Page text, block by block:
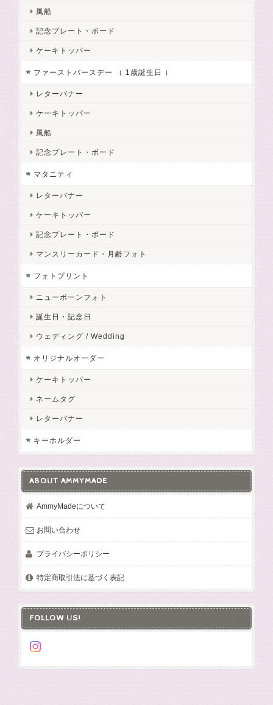
風船
記念プレート・ボード
ケーキトッパー
ファーストバースデー （ 1歳誕生日 ）
レターバナー
ケーキトッパー
風船
記念プレート・ボード
マタニティ
レターバナー
ケーキトッパー
記念プレート・ボード
マンスリーカード・月齢フォト
フォトプリント
ニューボーンフォト
誕生日・記念日
ウェディング / Wedding
オリジナルオーダー
ケーキトッパー
ネームタグ
レターバナー
キーホルダー
ABOUT AMMYMADE
AmmyMadeについて
お問い合わせ
プライバシーポリシー
特定商取引法に基づく表記
FOLLOW US!